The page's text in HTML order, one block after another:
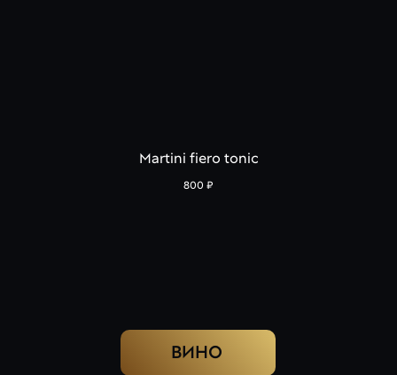
Martini fiero tonic
800 ₽
ВИНО